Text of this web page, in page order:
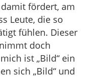
fördert, am
Leute, die so
fühlen. Dieser
doch
ist „Bild“ ein
sich „Bild“ und